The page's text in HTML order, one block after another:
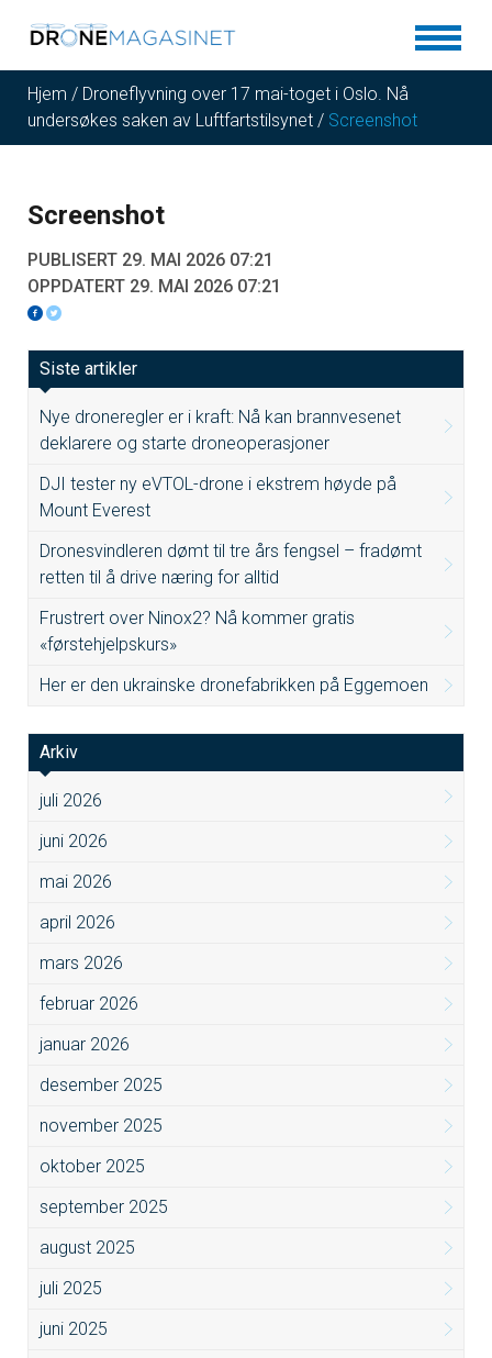
Hjem / Droneflyvning over 17 mai-toget i Oslo. Nå
undersøkes saken av Luftfartstilsynet / Screenshot
Screenshot
PUBLISERT 29. MAI 2026 07:21
OPPDATERT 29. MAI 2026 07:21
Siste artikler
Nye droneregler er i kraft: Nå kan brannvesenet
deklarere og starte droneoperasjoner
DJI tester ny eVTOL-drone i ekstrem høyde på
Mount Everest
Dronesvindleren dømt til tre års fengsel – fradømt
retten til å drive næring for alltid
Frustrert over Ninox2? Nå kommer gratis
«førstehjelpskurs»
Her er den ukrainske dronefabrikken på Eggemoen
Arkiv
juli 2026
juni 2026
mai 2026
april 2026
mars 2026
februar 2026
januar 2026
desember 2025
november 2025
oktober 2025
september 2025
august 2025
juli 2025
juni 2025